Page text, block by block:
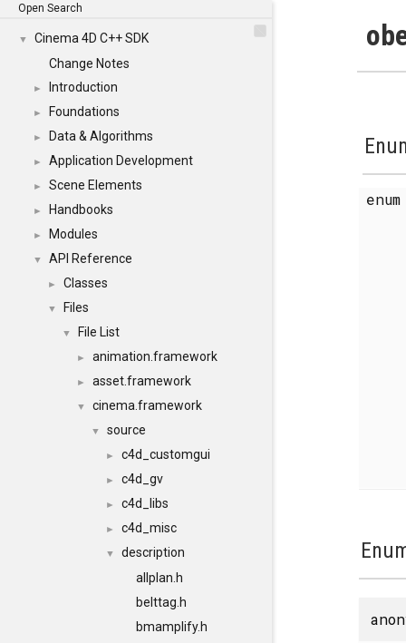
Open Search
▼
Cinema 4D C++ SDK
Change Notes
► Introduction
► Foundations
► Data & Algorithms
► Application Development
► Scene Elements
► Handbooks
► Modules
▼ API Reference
► Classes
▼ Files
▼ File List
► animation.framework
► asset.framework
▼ cinema.framework
▼ source
► c4d_customgui
► c4d_gv
► c4d_libs
► c4d_misc
▼
description
allplan.h
belttag.h
bmamplify.h